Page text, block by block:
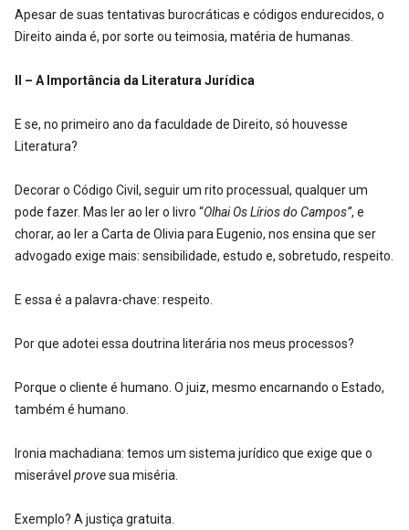
Apesar de suas tentativas burocráticas e códigos endurecidos, o
Direito ainda é, por sorte ou teimosia, matéria de humanas.
II – A Importância da Literatura Jurídica
E se, no primeiro ano da faculdade de Direito, só houvesse
Literatura?
Decorar o Código Civil, seguir um rito processual, qualquer um
pode fazer. Mas ler ao ler o livro “Olhai Os Lírios do Campos”, e
chorar, ao ler a Carta de Olivia para Eugenio, nos ensina que ser
advogado exige mais: sensibilidade, estudo e, sobretudo, respeito.
E essa é a palavra-chave: respeito.
Por que adotei essa doutrina literária nos meus processos?
Porque o cliente é humano. O juiz, mesmo encarnando o Estado,
também é humano.
Ironia machadiana: temos um sistema jurídico que exige que o
miserável provesua miséria.
Exemplo? A justiça gratuita.